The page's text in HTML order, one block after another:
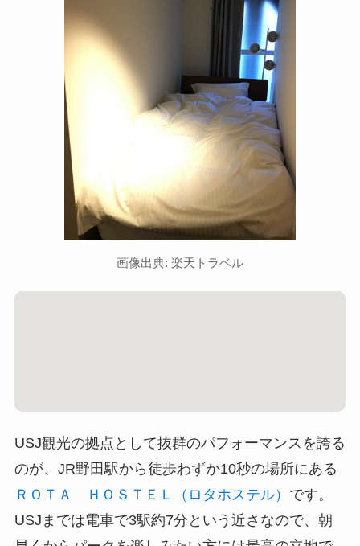
画像出典: 楽天トラベル
USJ観光の拠点として抜群のパフォーマンスを誇る
のが、JR野田駅から徒歩わずか10秒の場所にある
ＲＯＴＡ ＨＯＳＴＥＬ（ロタホステル） です。
USJまでは電車で3駅約7分という近さなので、朝